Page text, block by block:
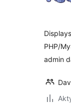
PHP/
admin